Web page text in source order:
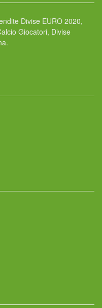
Divise EURO 2020,
Giocatori, Divise